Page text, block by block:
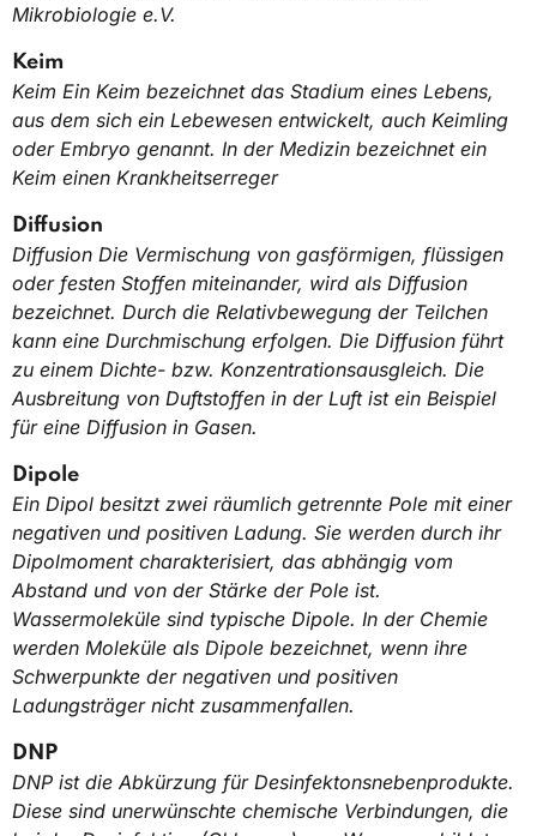
Mikrobiologie e.V.
Keim
Keim Ein Keim bezeichnet das Stadium eines Lebens,
aus dem sich ein Lebewesen entwickelt, auch Keimling
oder Embryo genannt. In der Medizin bezeichnet ein
Keim einen Krankheitserreger
Diffusion
Diffusion Die Vermischung von gasförmigen, flüssigen
oder festen Stoffen miteinander, wird als Diffusion
bezeichnet. Durch die Relativbewegung der Teilchen
kann eine Durchmischung erfolgen. Die Diffusion führt
zu einem Dichte- bzw. Konzentrationsausgleich. Die
Ausbreitung von Duftstoffen in der Luft ist ein Beispiel
für eine Diffusion in Gasen.
Dipole
Ein Dipol besitzt zwei räumlich getrennte Pole mit einer
negativen und positiven Ladung. Sie werden durch ihr
Dipolmoment charakterisiert, das abhängig vom
Abstand und von der Stärke der Pole ist.
Wassermoleküle sind typische Dipole. In der Chemie
werden Moleküle als Dipole bezeichnet, wenn ihre
Schwerpunkte der negativen und positiven
Ladungsträger nicht zusammenfallen.
DNP
DNP ist die Abkürzung für Desinfektonsnebenprodukte.
Diese sind unerwünschte chemische Verbindungen, die